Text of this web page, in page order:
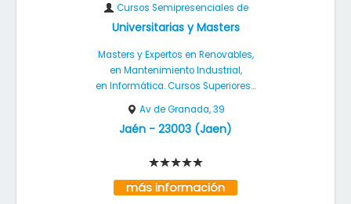
Cursos Semipresenciales de
Universitarias y Masters
Masters y Expertos en Renovables,
en Mantenimiento Industrial,
en Informática. Cursos Superiores...
Av de Granada, 39
Jaén - 23003 (Jaen)
más información